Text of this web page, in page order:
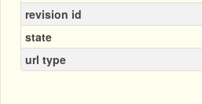
revision id
state
url type